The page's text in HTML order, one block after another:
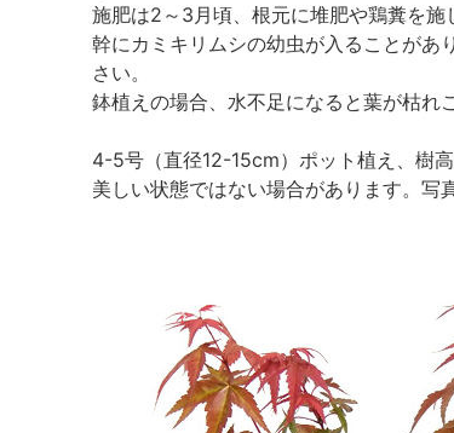
施肥は2～3月頃、根元に堆肥や鶏糞を施
幹にカミキリムシの幼虫が入ることがあ
さい。
鉢植えの場合、水不足になると葉が枯れ
4-5号（直径12-15cm）ポット植え、樹
美しい状態ではない場合があります。写